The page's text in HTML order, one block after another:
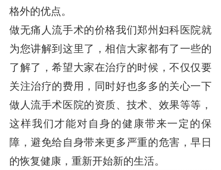
格外的优点。
做无痛人流手术的价格我们郑州妇科医院就
为您讲解到这里了，相信大家都有了一些的
了解了，希望大家在治疗的时候，不仅仅要
关注治疗的费用，同时好也多多的关心一下
做人流手术医院的资质、技术、效果等等，
这样我们才能对自身的健康带来一定的保
障，避免给自身带来更多严重的危害，早日
的恢复健康，重新开始新的生活。